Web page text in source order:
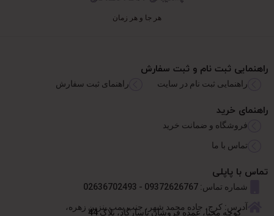
هر جا و هر زمان
راهنمایی ثبت نام و ثبت سفارش
راهنمایی ثبت نام در سایت راهنمای ثبت سفارش
راهنمای خرید
فروشگاه و ضمانت خرید
تماس با ما
تماس با پاپلی
شماره تماس: 09372626767 - 02636702493
آدرس: کرج، جاده محمد شهر، جنب پمپ بنزین زهره،
کوچه محیا، عمده فروشان پاسارگاد، پلاک 44